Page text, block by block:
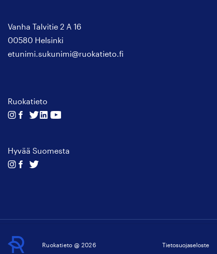
Vanha Talvitie 2 A 16
00580 Helsinki
etunimi.sukunimi@ruokatieto.fi
Ruokatieto
Seuraa
Seuraa
Seuraa
SeuraaSeuraa
Hyvää Suomesta
Seuraa
SeuraaSeuraa
RuokatietoRuokatieto @ 2026 Tietosuojaseloste